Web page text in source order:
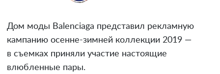
Дом моды Balenciaga представил рекламную
кампанию осенне-зимней коллекции 2019 —
в съемках приняли участие настоящие
влюбленные пары.